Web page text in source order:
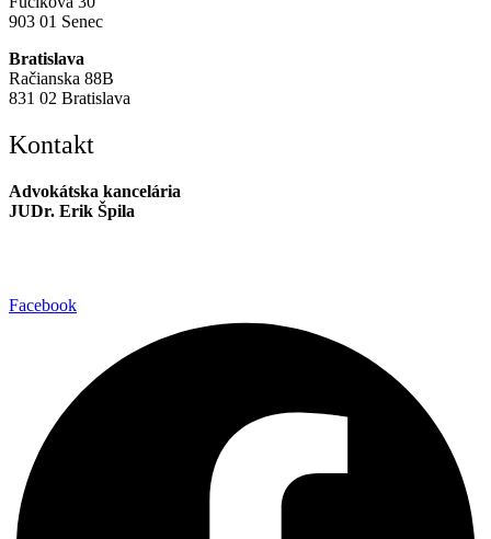
903 01 Senec
Bratislava
Račianska 88B
831 02 Bratislava
Kontakt
Advokátska kancelária
JUDr. Erik Špila
Facebook